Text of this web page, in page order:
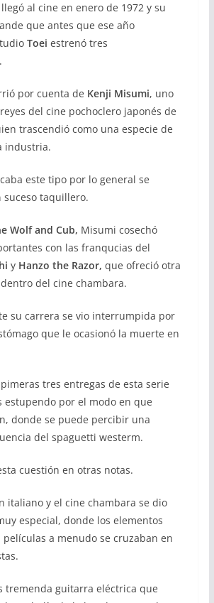
al cine en enero de 1972 y su
que antes que ese año
Toei estrenó tres
por cuenta de Kenji Misumi, uno
del cine pochoclero japonés de
trascendió como una especie de
industria.
este tipo por lo general se
taquillero.
Wolf and Cub, Misumi cosechó
con las franqucias del
y Hanzo the Razor, que ofreció otra
del cine chambara.
su carrera se vio interrumpida por
que le ocasionó la muerte en
tres entregas de esta serie
estupendo por el modo en que
donde se puede percibir una
del spaguetti westerm.
cuestión en otras notas.
italiano y el cine chambara se dio
especial, donde los elementos
a menudo se cruzaban en
tremenda guitarra eléctrica que